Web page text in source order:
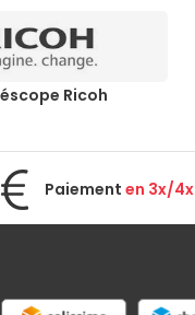
Ricoh
Paiement en 3x/4x